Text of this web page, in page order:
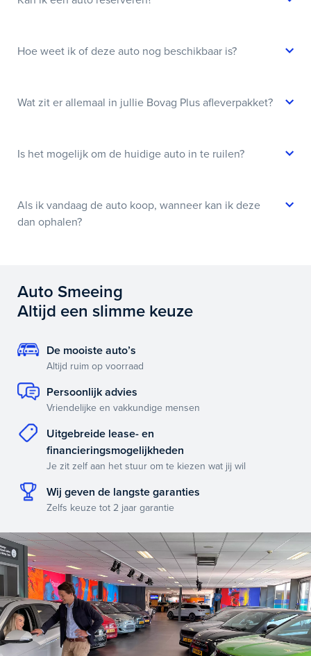
Hoe weet ik of deze auto nog beschikbaar is?
Wat zit er allemaal in jullie Bovag Plus afleverpakket?
Is het mogelijk om de huidige auto in te ruilen?
Als ik vandaag de auto koop, wanneer kan ik deze
dan ophalen?
Auto Smeeing
Altijd een slimme keuze
De mooiste auto’s
Altijd ruim op voorraad
Persoonlijk advies
Vriendelijke en vakkundige mensen
Uitgebreide lease- en
financieringsmogelijkheden
Je zit zelf aan het stuur om te kiezen wat jij wil
Wij geven de langste garanties
Zelfs keuze tot 2 jaar garantie